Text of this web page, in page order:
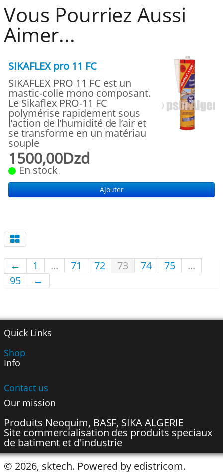
Vous Pourriez Aussi
Aimer...
SIKAFLEX pro 11 FC
SIKAFLEX PRO 11 FC est un
mastic-colle mono composant.
Le Sikaflex PRO-11 FC
polymérise rapidement sous
l’action de l’humidité de l’air et
se transforme en un matériau
souple
1500,00Dzd
En stock
Ajouter
← 1 ... 71 72 73 74 75
...
95
→
Quick Links
Shop
Info
Contact us
Our mission
Produits Neoquim, BASF, SIKA ALGERIE
Site commercialisation des produits speciaux
de batiment et d'industrie
© 2026, sktech. Powered by edistricom.